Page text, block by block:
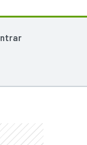
entrar